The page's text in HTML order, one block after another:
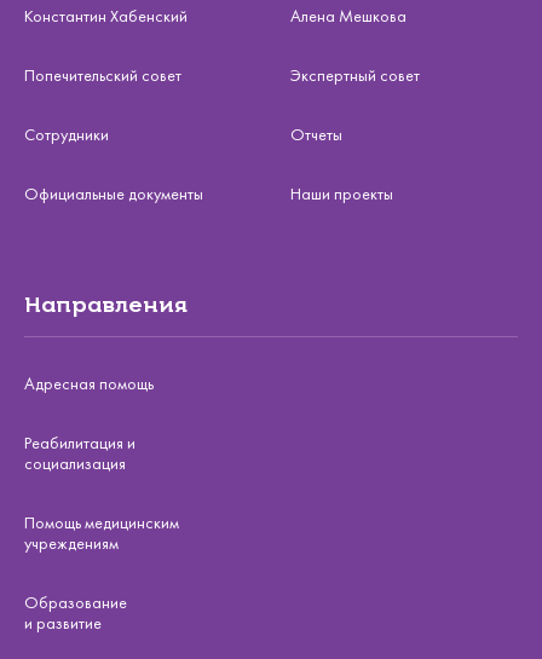
Константин Хабенский Алена Мешкова
Попечительский совет Экспертный совет
Сотрудники Отчеты
Официальные документы Наши проекты
Направления
Адресная помощь
Реабилитация и
социализация
Помощь медицинским
учреждениям
Образование
и развитие